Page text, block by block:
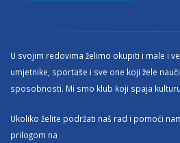
U svojim redovima želimo okupiti i male i
umjetnike, sportaše i sve one koji žele
sposobnosti. Mi smo klub koji spaja
Ukoliko želite podržati naš rad i pomoći
prilogom na